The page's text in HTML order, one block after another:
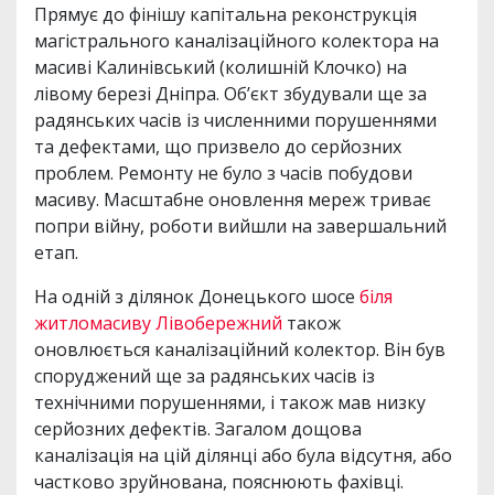
Прямує до фінішу капітальна реконструкція
магістрального каналізаційного колектора на
масиві Калинівський (колишній Клочко) на
лівому березі Дніпра. Об’єкт збудували ще за
радянських часів із численними порушеннями
та дефектами, що призвело до серйозних
проблем. Ремонту не було з часів побудови
масиву. Масштабне оновлення мереж триває
попри війну, роботи вийшли на завершальний
етап.
На одній з ділянок Донецького шосе біля
житломасиву Лівобережний також
оновлюється каналізаційний колектор. Він був
споруджений ще за радянських часів із
технічними порушеннями, і також мав низку
серйозних дефектів. Загалом дощова
каналізація на цій ділянці або була відсутня, або
частково зруйнована, пояснюють фахівці.